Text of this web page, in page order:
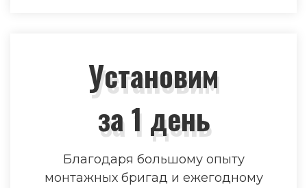
Установим
за 1 день
Благодаря большому опыту
монтажных бригад и ежегодному